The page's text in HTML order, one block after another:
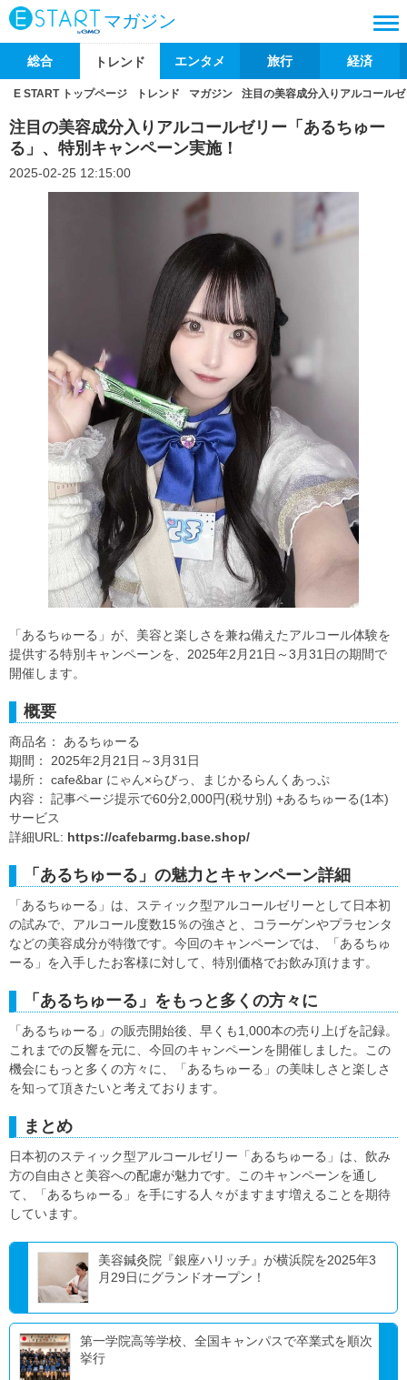
マガジン
総合 トレンド エンタメ 旅行 経済
E START トップページ トレンド マガジン 注目の美容成分入りアルコール
注目の美容成分入りアルコールゼリー「あるちゅー
る」、特別キャンペーン実施！
2025-02-25 12:15:00
「あるちゅーる」が、美容と楽しさを兼ね備えたアルコール体験を
提供する特別キャンペーンを、2025年2月21日～3月31日の期間で
開催します。
概要
商品名： あるちゅーる
期間： 2025年2月21日～3月31日
場所： cafe&bar にゃん×らびっ、まじかるらんくあっぷ
内容： 記事ページ提示で60分2,000円(税サ別) +あるちゅーる(1本)
サービス
詳細URL: https://cafebarmg.base.shop/
「あるちゅーる」の魅力とキャンペーン詳細
「あるちゅーる」は、スティック型アルコールゼリーとして日本初
の試みで、アルコール度数15％の強さと、コラーゲンやプラセンタ
などの美容成分が特徴です。今回のキャンペーンでは、「あるちゅ
ーる」を入手したお客様に対して、特別価格でお飲み頂けます。
「あるちゅーる」をもっと多くの方々に
「あるちゅーる」の販売開始後、早くも1,000本の売り上げを記録。
これまでの反響を元に、今回のキャンペーンを開催しました。この
機会にもっと多くの方々に、「あるちゅーる」の美味しさと楽しさ
を知って頂きたいと考えております。
まとめ
日本初のスティック型アルコールゼリー「あるちゅーる」は、飲み
方の自由さと美容への配慮が魅力です。このキャンペーンを通し
て、「あるちゅーる」を手にする人々がますます増えることを期待
しています。
美容鍼灸院『銀座ハリッチ』が横浜院を2025年3
月29日にグランドオープン！
第一学院高等学校、全国キャンパスで卒業式を順次
挙行